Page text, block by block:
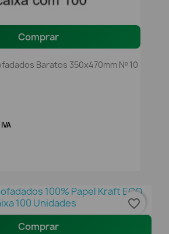
Comprar
Baratos 350x470mm Nº 10
Comprar
favorite_border